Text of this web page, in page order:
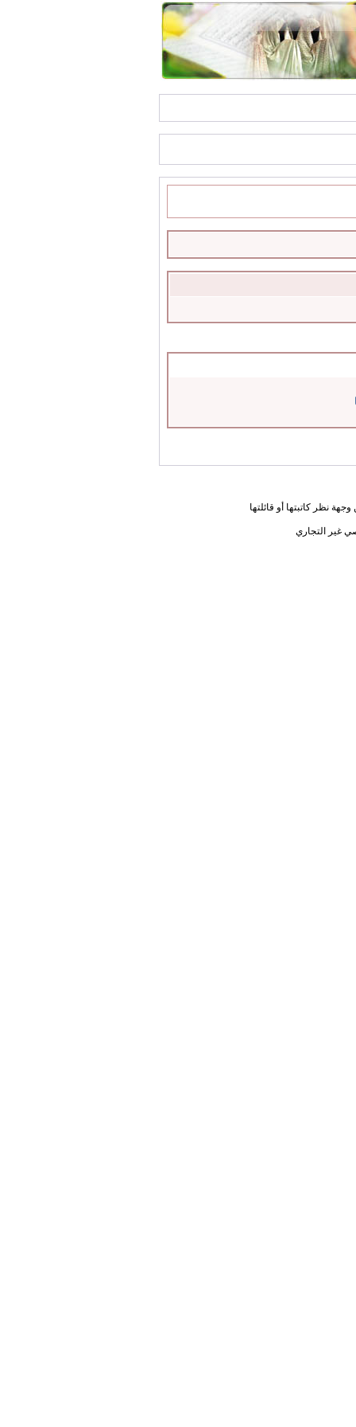
نظر كاتبتها أو قائلتها
غير التجاري